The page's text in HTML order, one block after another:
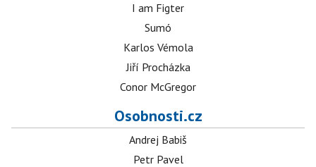
I am Figter
Sumó
Karlos Vémola
Jiří Procházka
Conor McGregor
Osobnosti.cz
Andrej Babiš
Petr Pavel